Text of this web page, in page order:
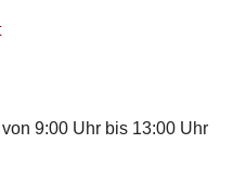
9:00 Uhr bis 13:00 Uhr